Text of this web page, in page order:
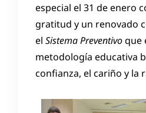
especial el 31 de enero
gratitud y un renovado
el Sistema Preventivoque
metodología educativa
confianza, el cariño y la